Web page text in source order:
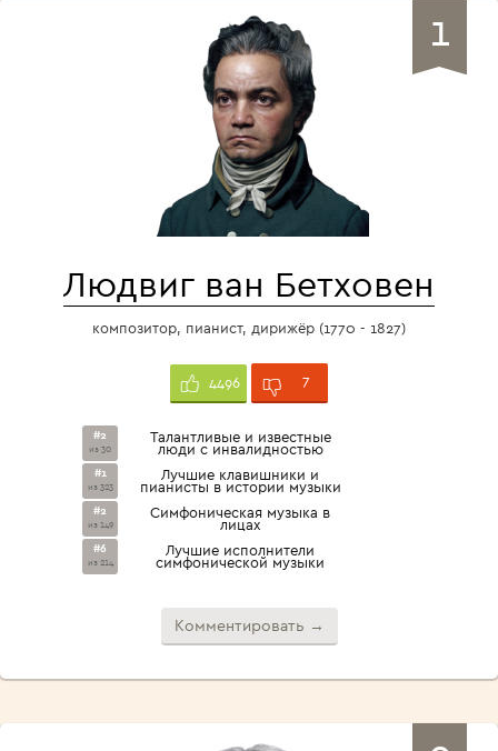
1
Людвиг ван Бетховен
композитор, пианист, дирижёр (1770 - 1827)
4496 7
#2
из 30
Талантливые и известные
люди с инвалидностью
#1
из 323
Лучшие клавишники и
пианисты в истории музыки
#2
из 149
Симфоническая музыка в
лицах
#6
из 214
Лучшие исполнители
симфонической музыки
Комментировать →